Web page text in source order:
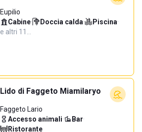
Eupilio
Cabine· Doccia calda· Piscina·
e altri 11…
Lido di Faggeto Miamilaryo
Faggeto Lario
Accesso animali· Bar·
Ristorante